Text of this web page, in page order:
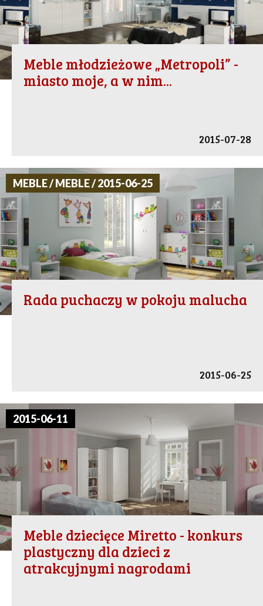
Meble młodzieżowe „Metropoli” -
miasto moje, a w nim...
2015-07-28
MEBLE / MEBLE / 2015-06-25
Rada puchaczy w pokoju malucha
2015-06-25
2015-06-11
Meble dziecięce Miretto - konkurs
plastyczny dla dzieci z
atrakcyjnymi nagrodami